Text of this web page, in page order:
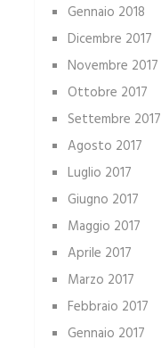
Gennaio 2018
Dicembre 2017
Novembre 2017
Ottobre 2017
Settembre 2017
Agosto 2017
Luglio 2017
Giugno 2017
Maggio 2017
Aprile 2017
Marzo 2017
Febbraio 2017
Gennaio 2017